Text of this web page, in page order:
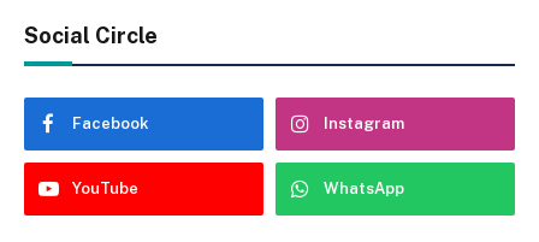
Social Circle
Facebook Instagram
YouTube WhatsApp